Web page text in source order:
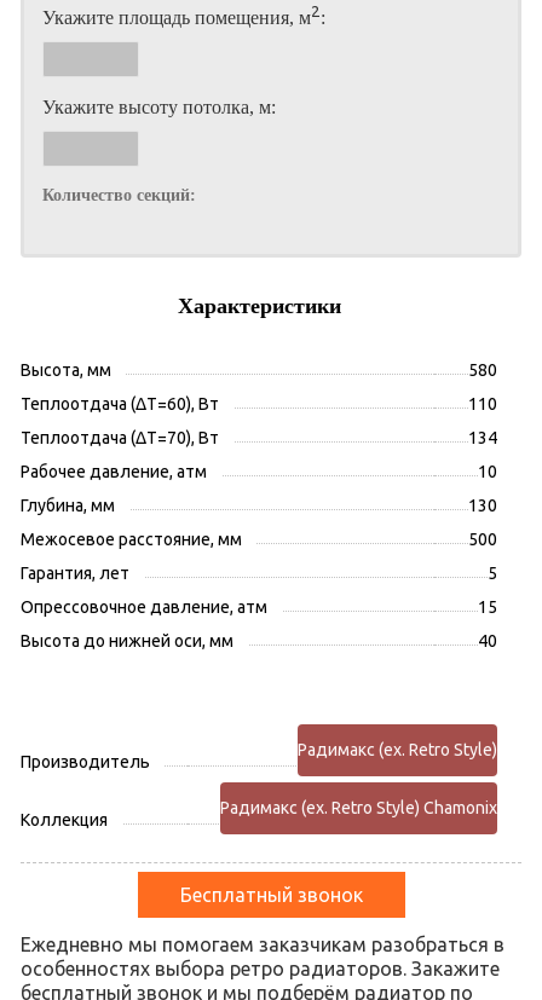
Укажите площадь помещения, м2 :
Укажите высоту потолка, м:
Количество секций:
Характеристики
Высота, мм
580
Теплоотдача (ΔT=60), Вт
110
Теплоотдача (ΔT=70), Вт
134
Рабочее давление, атм
10
Глубина, мм
130
Межосевое расстояние, мм
500
Гарантия, лет
5
Опрессовочное давление, атм
15
Высота до нижней оси, мм
40
Производитель
Радимакс (ex. Retro Style)
Коллекция
Радимакс (ex. Retro Style) Chamonix
Бесплатный звонок
Ежедневно мы помогаем заказчикам разобраться в
особенностях выбора ретро радиаторов. Закажите
бесплатный звонок и мы подберём радиатор по